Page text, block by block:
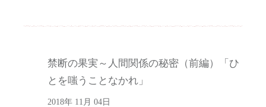
禁断の果実～人間関係の秘密（前編）「ひ
とを嗤うことなかれ」
2018年 11月 04日